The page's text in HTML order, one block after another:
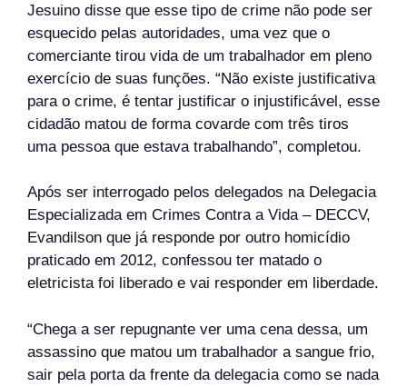
Jesuino disse que esse tipo de crime não pode ser
esquecido pelas autoridades, uma vez que o
comerciante tirou vida de um trabalhador em pleno
exercício de suas funções. “Não existe justificativa
para o crime, é tentar justificar o injustificável, esse
cidadão matou de forma covarde com três tiros
uma pessoa que estava trabalhando”, completou.
Após ser interrogado pelos delegados na Delegacia
Especializada em Crimes Contra a Vida – DECCV,
Evandilson que já responde por outro homicídio
praticado em 2012, confessou ter matado o
eletricista foi liberado e vai responder em liberdade.
“Chega a ser repugnante ver uma cena dessa, um
assassino que matou um trabalhador a sangue frio,
sair pela porta da frente da delegacia como se nada